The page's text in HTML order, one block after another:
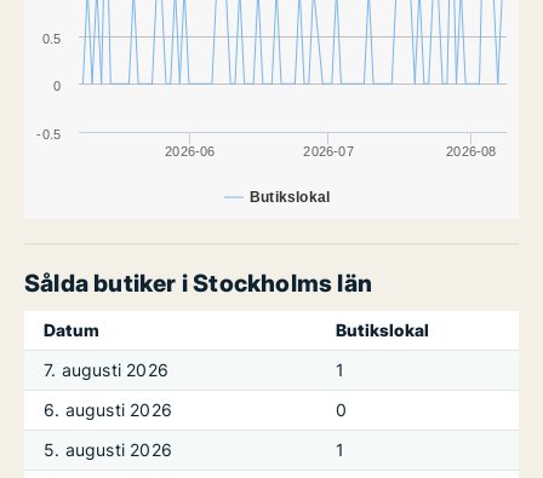
Butikslokal
2026-06 2026-07 2026-08
-0.5
0
0.5
Sålda butiker i Stockholms län
Datum
Butikslokal
7. augusti 2026
1
6. augusti 2026
0
5. augusti 2026
1